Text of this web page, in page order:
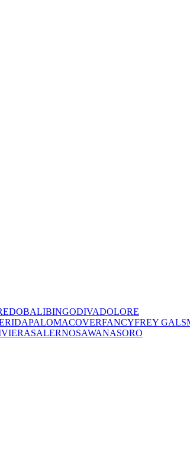
BALIBINGODIVADOLORE
PALOMACOVERFANCYFREY GALS
SALERNOSAWANASORO